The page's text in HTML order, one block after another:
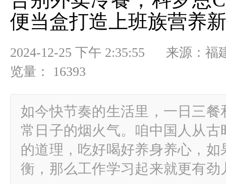
便当盒打造上班族营养
2024-12-25 下午 2:35:55 来源：
览量： 16393
如今快节奏的生活里，一日三
常日子的烟火气。咱中国人从古
的道理，吃好喝好养身养心，
衡，那么工作学习起来就更有